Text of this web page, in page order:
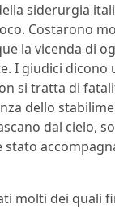
siderurgia
Costarono
la vicenda di
I giudici
si tratta di
dello
dal cielo,
molti dei quali